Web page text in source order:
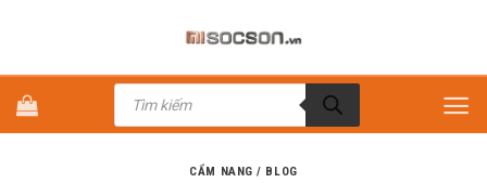
dung
Tìm
kiếm
phẩm
CẨM NANG / BLOG